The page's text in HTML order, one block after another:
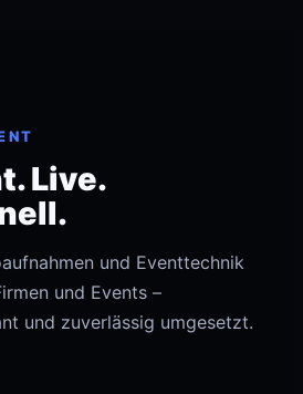
Live.
und Eventtechnik
und Events –
und zuverlässig umgesetzt.